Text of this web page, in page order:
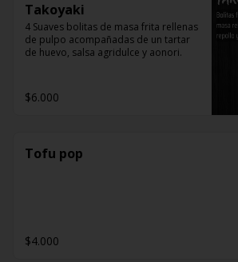
Takoyaki
4 Suaves bolitas de masa frita rellenas
de pulpo acompañadas de un tartar
de huevo, salsa agridulce y aonori.
$6.000
Tofu pop
$4.000